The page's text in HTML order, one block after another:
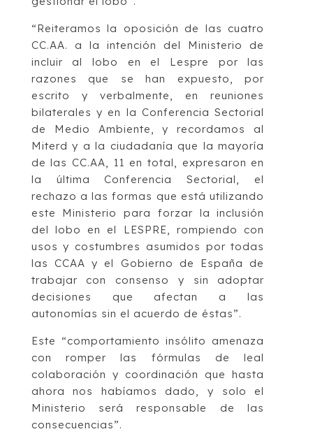
“Reiteramos la oposición de las cuatro
CC.AA. a la intención del Ministerio de
incluir al lobo en el Lespre por las
razones que se han expuesto, por
escrito y verbalmente, en reuniones
bilaterales y en la Conferencia Sectorial
de Medio Ambiente, y recordamos al
Miterd y a la ciudadanía que la mayoría
de las CC.AA, 11 en total, expresaron en
la última Conferencia Sectorial, el
rechazo a las formas que está utilizando
este Ministerio para forzar la inclusión
del lobo en el LESPRE, rompiendo con
usos y costumbres asumidos por todas
las CCAA y el Gobierno de España de
trabajar con consenso y sin adoptar
decisiones que afectan a las
autonomías sin el acuerdo de éstas”.
Este “comportamiento insólito amenaza
con romper las fórmulas de leal
colaboración y coordinación que hasta
ahora nos habíamos dado, y solo el
Ministerio será responsable de las
consecuencias”.